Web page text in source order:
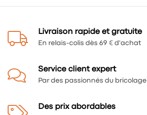
Livraison rapide et gratuite
En relais-colis dès 69 € d'achat
Service client expert
Par des passionnés du bricolage
Des prix abordables